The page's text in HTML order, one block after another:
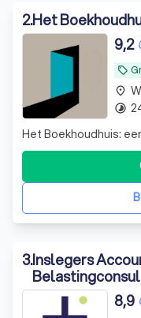
2.Het
local_offer
9,2
Het Boekhoudhuis:
place
timelapse
3.Inslegers
Accountants &8,9